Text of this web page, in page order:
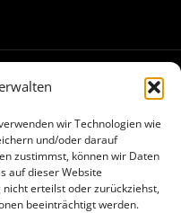
wir Technologien wie
und/oder darauf
zustimmst, können wir Daten
auf dieser Website
erteilst oder zurückziehst,
beeinträchtigt werden.